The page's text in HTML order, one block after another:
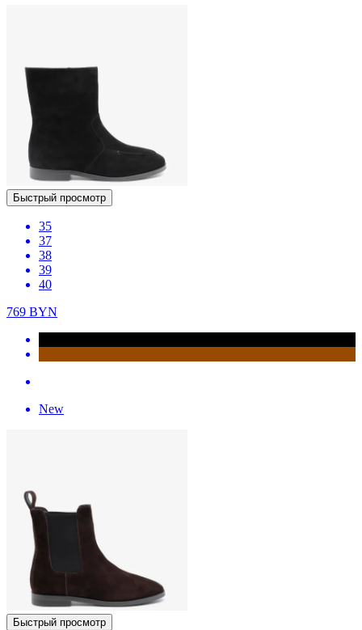
Быстрый просмотр
35
37
38
39
40
769 BYN
New
Быстрый просмотр